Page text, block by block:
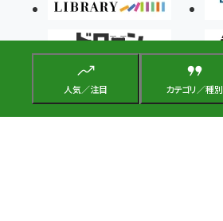
人気／注目 カテゴリ／種別